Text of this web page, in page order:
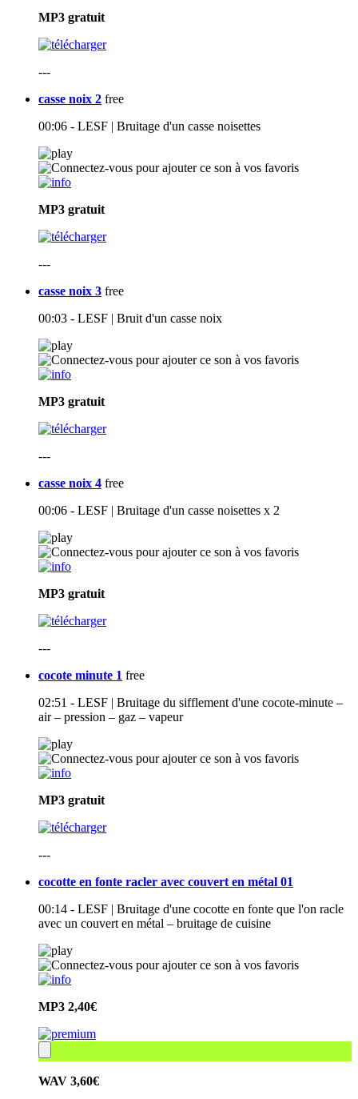
MP3 gratuit
---
casse noix 2 free
00:06 - LESF | Bruitage d'un casse noisettes
MP3 gratuit
---
casse noix 3 free
00:03 - LESF | Bruit d'un casse noix
MP3 gratuit
---
casse noix 4 free
00:06 - LESF | Bruitage d'un casse noisettes x 2
MP3 gratuit
---
cocote minute 1 free
02:51 - LESF | Bruitage du sifflement d'une cocote-minute –
air – pression – gaz – vapeur
MP3 gratuit
---
cocotte en fonte racler avec couvert en métal 01
00:14 - LESF | Bruitage d'une cocotte en fonte que l'on racle
avec un couvert en métal – bruitage de cuisine
MP3 2,40€
WAV 3,60€